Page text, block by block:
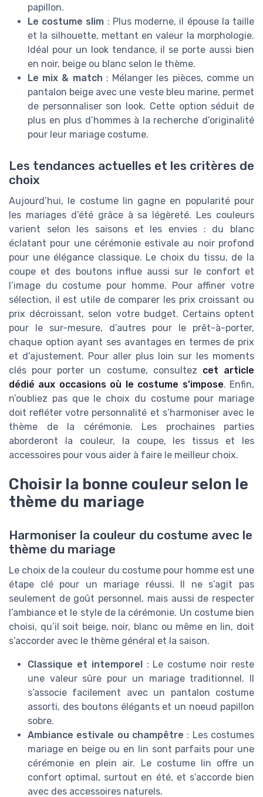
papillon.
Le costume slim : Plus moderne, il épouse la taille
et la silhouette, mettant en valeur la morphologie.
Idéal pour un look tendance, il se porte aussi bien
en noir, beige ou blanc selon le thème.
Le mix & match : Mélanger les pièces, comme un
pantalon beige avec une veste bleu marine, permet
de personnaliser son look. Cette option séduit de
plus en plus d’hommes à la recherche d’originalité
pour leur mariage costume.
Les tendances actuelles et les critères de
choix
Aujourd’hui, le costume lin gagne en popularité pour
les mariages d’été grâce à sa légèreté. Les couleurs
varient selon les saisons et les envies : du blanc
éclatant pour une cérémonie estivale au noir profond
pour une élégance classique. Le choix du tissu, de la
coupe et des boutons influe aussi sur le confort et
l’image du costume pour homme. Pour affiner votre
sélection, il est utile de comparer les prix croissant ou
prix décroissant, selon votre budget. Certains optent
pour le sur-mesure, d’autres pour le prêt-à-porter,
chaque option ayant ses avantages en termes de prix
et d’ajustement. Pour aller plus loin sur les moments
clés pour porter un costume, consultez cet article
dédié aux occasions où le costume s’impose. Enfin,
n’oubliez pas que le choix du costume pour mariage
doit refléter votre personnalité et s’harmoniser avec le
thème de la cérémonie. Les prochaines parties
aborderont la couleur, la coupe, les tissus et les
accessoires pour vous aider à faire le meilleur choix.
Choisir la bonne couleur selon le
thème du mariage
Harmoniser la couleur du costume avec le
thème du mariage
Le choix de la couleur du costume pour homme est une
étape clé pour un mariage réussi. Il ne s’agit pas
seulement de goût personnel, mais aussi de respecter
l’ambiance et le style de la cérémonie. Un costume bien
choisi, qu’il soit beige, noir, blanc ou même en lin, doit
s’accorder avec le thème général et la saison.
Classique et intemporel: Le costume noir reste
une valeur sûre pour un mariage traditionnel. Il
s’associe facilement avec un pantalon costume
assorti, des boutons élégants et un noeud papillon
sobre.
Ambiance estivale ou champêtre : Les costumes
mariage en beige ou en lin sont parfaits pour une
cérémonie en plein air. Le costume lin offre un
confort optimal, surtout en été, et s’accorde bien
avec des accessoires naturels.